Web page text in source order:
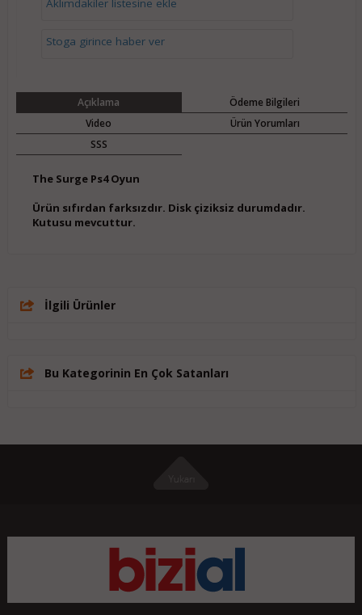
Aklımdakiler listesine ekle
Stoga girince haber ver
Açıklama
Ödeme Bilgileri
Video
Ürün Yorumları
SSS
The Surge Ps4 Oyun
Ürün sıfırdan farksızdır. Disk çiziksiz durumdadır.
Kutusu mevcuttur.
İlgili Ürünler
Bu Kategorinin En Çok Satanları